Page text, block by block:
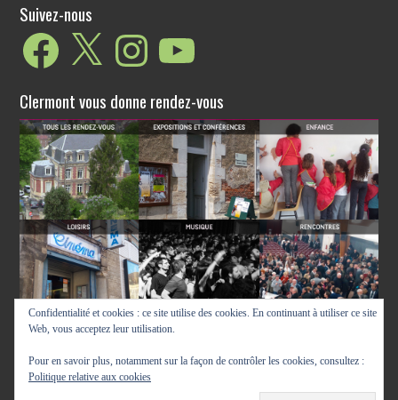
Suivez-nous
Facebook X Instagram
Clermont vous donne rendez-vous
Confidentialité et cookies : ce site utilise des cookies. En continuant à utiliser ce site
Web, vous acceptez leur utilisation.
Pour en savoir plus, notamment sur la façon de contrôler les cookies, consultez :
Politique relative aux cookies